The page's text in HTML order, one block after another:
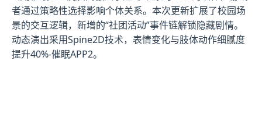
者通过策略性选择影响个体关系。本次更新扩展了校园场
景的交互逻辑，新增的“社团活动”事件链解锁隐藏剧情。
动态演出采用Spine2D技术，表情变化与肢体动作细腻度
提升40%-催眠APP2。